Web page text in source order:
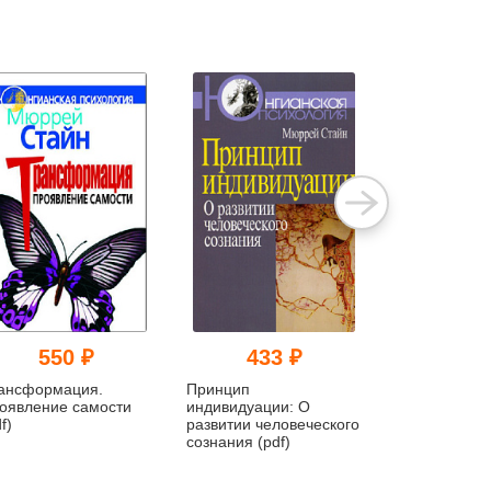
550 ₽
самости
433 ₽
Принцип
индивидуации: О
развитии человеческого
сознания (pdf)